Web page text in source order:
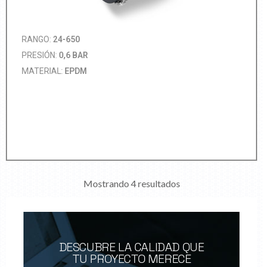
RANGO: 24-650
PRESIÓN: 0,6 BAR
MATERIAL: EPDM
Mostrando 4 resultados
DESCUBRE LA CALIDAD QUE
TU PROYECTO MERECE